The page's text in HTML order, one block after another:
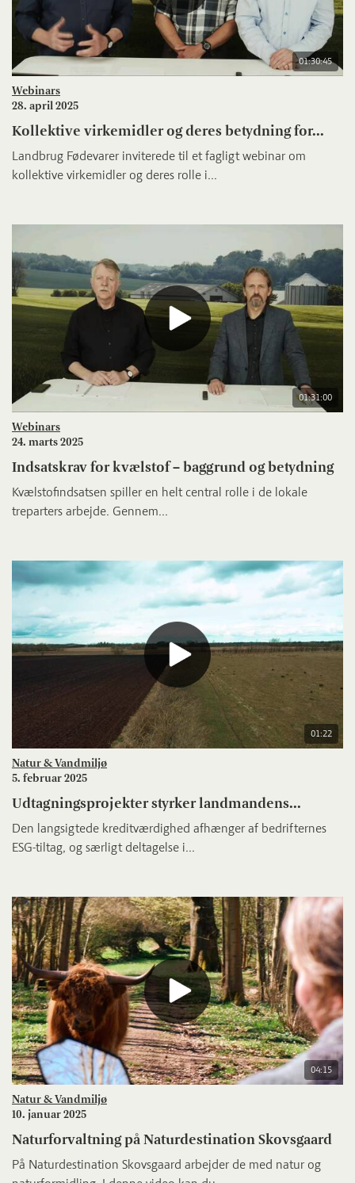
01:30:45
Webinars
28. april 2025
Kollektive virkemidler og deres betydning for...
Landbrug Fødevarer inviterede til et fagligt webinar om
kollektive virkemidler og deres rolle i...
01:31:00
Webinars
24. marts 2025
Indsatskrav for kvælstof – baggrund og betydning
Kvælstofindsatsen spiller en helt central rolle i de lokale
treparters arbejde. Gennem...
01:22
Natur & Vandmiljø
5. februar 2025
Udtagningsprojekter styrker landmandens...
Den langsigtede kreditværdighed afhænger af bedrifternes
ESG-tiltag, og særligt deltagelse i...
04:15
Natur & Vandmiljø
10. januar 2025
Naturforvaltning på Naturdestination Skovsgaard
På Naturdestination Skovsgaard arbejder de med natur og